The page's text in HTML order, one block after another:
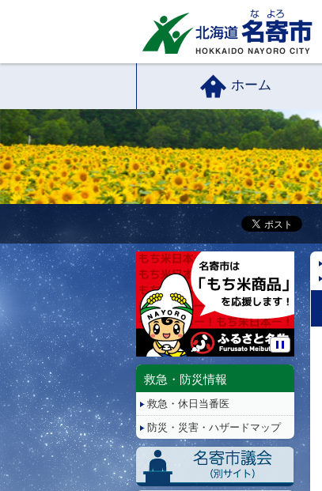
ホーム
停
再
救急・防災情報
救急・休日当番医
防災・災害・ハザードマップ